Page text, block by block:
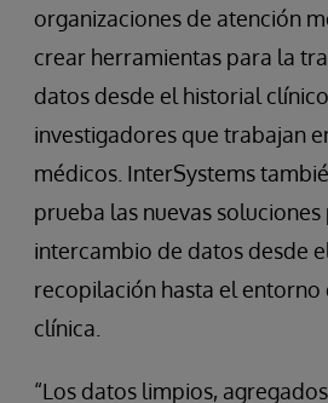
organizaciones de atención
crear herramientas para la
datos desde el historial
investigadores que trabajan
médicos. InterSystems
prueba las nuevas
intercambio de datos desde
recopilación hasta el entorno
clínica.
“Los datos limpios,